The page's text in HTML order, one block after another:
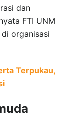
dan
FTI UNM
organisasi
Terpukau,